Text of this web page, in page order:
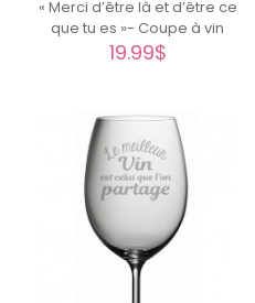
« Merci d’être là et d’être ce
que tu es »- Coupe à vin
19.99$